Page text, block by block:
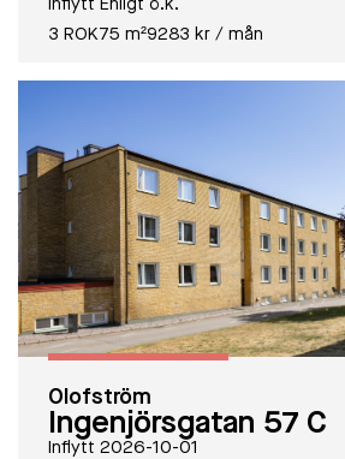
Inflytt Enligt ö.k.
3 ROK75 m²9283 kr / mån
Olofström
Ingenjörsgatan 57 C
Inflytt 2026-10-01